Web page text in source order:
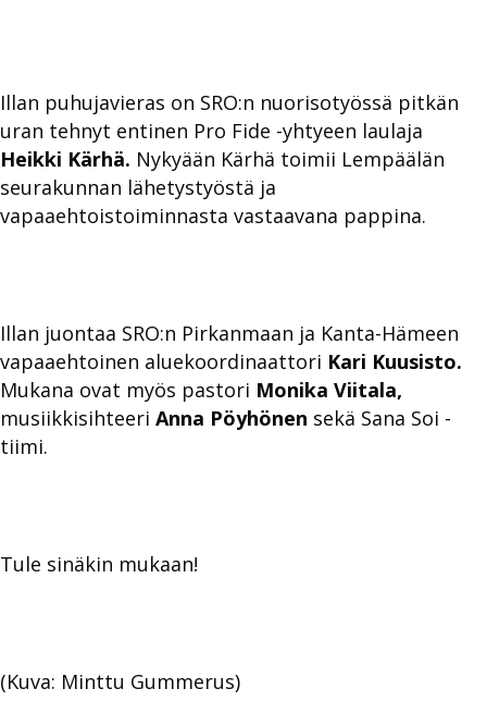
Illan puhujavieras on SRO:n nuorisotyössä pitkän
uran tehnyt entinen Pro Fide -yhtyeen laulaja
Heikki Kärhä. Nykyään Kärhä toimii Lempäälän
seurakunnan lähetystyöstä ja
vapaaehtoistoiminnasta vastaavana pappina.
Illan juontaa SRO:n Pirkanmaan ja Kanta-Hämeen
vapaaehtoinen aluekoordinaattori Kari Kuusisto.
Mukana ovat myös pastori Monika Viitala,
musiikkisihteeri Anna Pöyhönen sekä Sana Soi -
tiimi.
Tule sinäkin mukaan!
(Kuva: Minttu Gummerus)